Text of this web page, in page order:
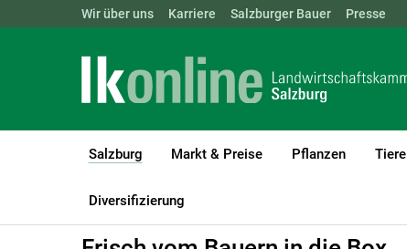
Landwirtschaftskammern: ÖSTERREICH BGLD KTN
Wir über uns Karriere Salzburger Bauer Presse
Salzburg
(current)1
Markt & Preise Pflanzen Tiere
Diversifizierung
LK Salzburg Salzburg